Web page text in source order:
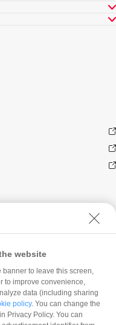
website
banner to leave this screen,
to improve convenience,
data (including sharing
policy. You can change the
Privacy Policy. You can